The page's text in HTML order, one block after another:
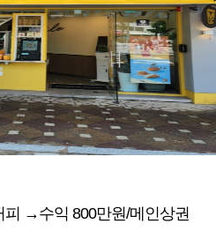
피 →수익 800만원/메인상권